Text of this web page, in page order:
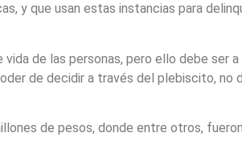
y que usan estas instancias para
de las personas, pero ello debe ser a
de decidir a través del plebiscito, no
de pesos, donde entre otros, fueron